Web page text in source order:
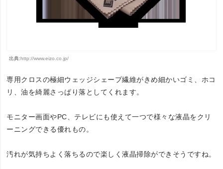
出典:http://www.eizo.co.jp/
専用クロスの極細ウェッジシェープ繊維がきめ細かいゴミ、ホコ
リ、油を綺麗さっぱり落としてくれます。
モニター画面やPC、テレビにも使えて一つで様々な液晶をクリ
ーニングできる優れもの。
汚れが気持ちよく落ちるので楽しく液晶掃除ができそうですね。